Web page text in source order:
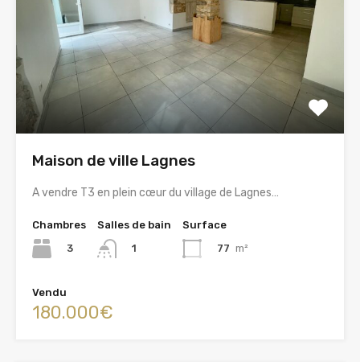
Maison de ville Lagnes
A vendre T3 en plein cœur du village de Lagnes…
Chambres
3
Salles de bain
1
Surface
77 m²
Vendu
180.000€